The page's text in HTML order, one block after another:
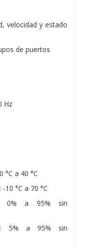
velocidad y estado
de puertos
Hz
a 40 °C
°C a 70 °C
0% a 95% sin
5% a 95% sin